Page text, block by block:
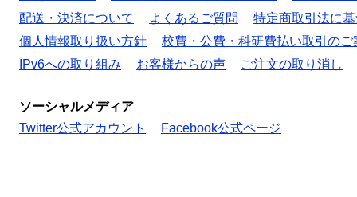
配送・決済について
よくあるご質問
特定商取引法に
個人情報取り扱い方針
校費・公費・科研費払い取引のご
IPv6への取り組み
お客様からの声 ご注文の取り消し
ソーシャルメディア
Twitter公式アカウント
Facebook公式ページ